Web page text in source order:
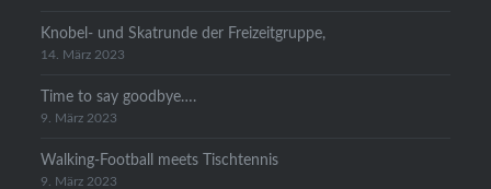
Knobel- und Skatrunde der Freizeitgruppe,
14. März 2023
Time to say goodbye….
9. März 2023
Walking-Football meets Tischtennis
9. März 2023